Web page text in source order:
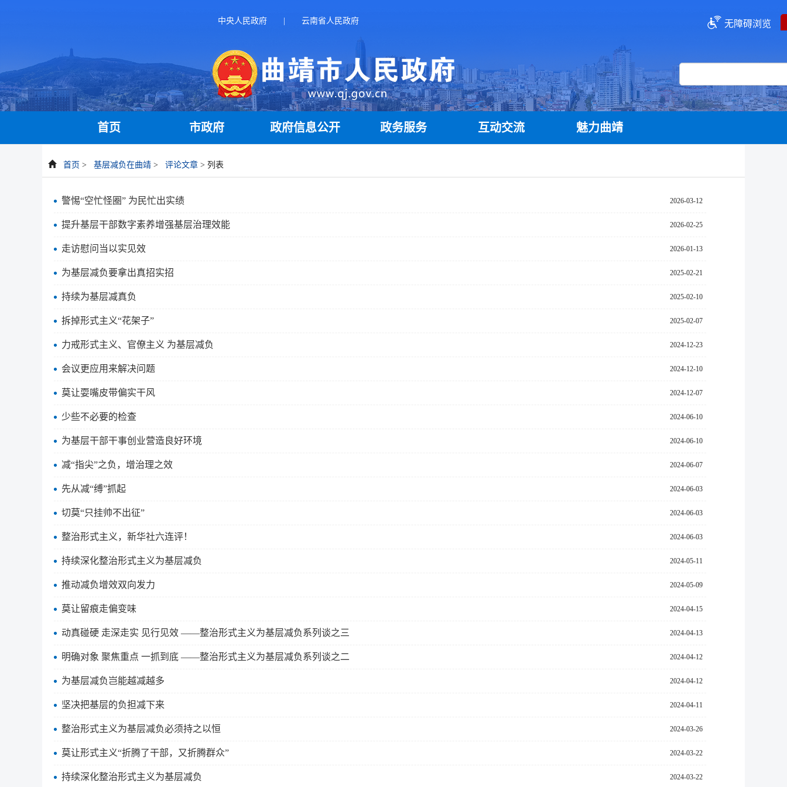
中央人民政府 云南省人民政府 无障碍浏览
首页 市政府 政府信息公开 政务服务 互动交流 魅力曲靖
首页 > 基层减负在曲靖 > 评论文章 > 列表
警惕“空忙怪圈” 为民忙出实绩 2026-03-12
提升基层干部数字素养增强基层治理效能 2026-02-25
走访慰问当以实见效 2026-01-13
为基层减负要拿出真招实招 2025-02-21
持续为基层减真负 2025-02-10
拆掉形式主义“花架子” 2025-02-07
力戒形式主义、官僚主义 为基层减负 2024-12-23
会议更应用来解决问题 2024-12-10
莫让耍嘴皮带偏实干风 2024-12-07
少些不必要的检查 2024-06-10
为基层干部干事创业营造良好环境 2024-06-10
减“指尖”之负，增治理之效 2024-06-07
先从减“缚”抓起 2024-06-03
切莫“只挂帅不出征” 2024-06-03
整治形式主义，新华社六连评！ 2024-06-03
持续深化整治形式主义为基层减负 2024-05-11
推动减负增效双向发力 2024-05-09
莫让留痕走偏变味 2024-04-15
动真碰硬 走深走实 见行见效 ——整治形式主义为基层减负系列谈之三 2024-04-13
明确对象 聚焦重点 一抓到底 ——整治形式主义为基层减负系列谈之二 2024-04-12
为基层减负岂能越减越多 2024-04-12
坚决把基层的负担减下来 2024-04-11
整治形式主义为基层减负必须持之以恒 2024-03-26
莫让形式主义“折腾了干部，又折腾群众” 2024-03-22
持续深化整治形式主义为基层减负 2024-03-22